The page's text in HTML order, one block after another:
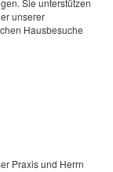
unserer
Hausbesuche
Praxis und Herrn